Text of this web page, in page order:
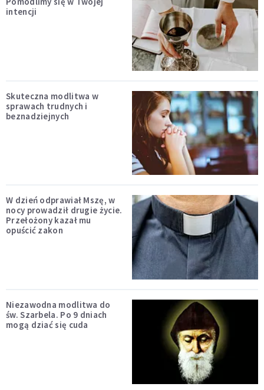
intencji
Skuteczna modlitwa w
sprawach trudnych i
beznadziejnych
W dzień odprawiał Mszę, w
nocy prowadził drugie życie.
Przełożony kazał mu
opuścić zakon
Niezawodna modlitwa do
św. Szarbela. Po 9 dniach
mogą dziać się cuda